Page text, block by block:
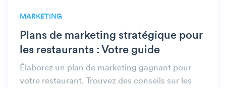
MARKETING
Plans de marketing stratégique pour
les restaurants : Votre guide
Élaborez un plan de marketing gagnant pour
votre restaurant. Trouvez des conseils sur les